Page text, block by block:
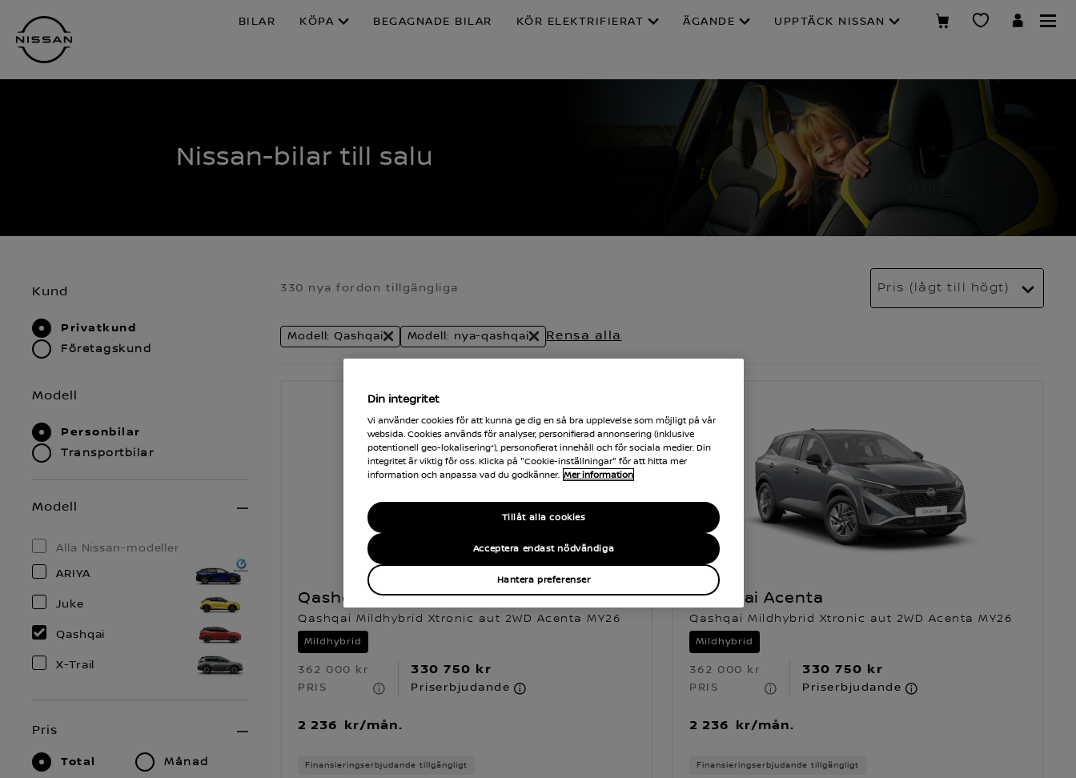
över
huvudinnehåll
BILAR KÖPA BEGAGNADE BILAR KÖR ELEKTRIFIERAT ÄGANDE UPPTÄCK NISSAN
Nissan-bilar till salu
Kund
Privatkund
Företagskund
Modell
Personbilar
Transportbilar
Modell
Alla Nissan-modeller
ARIYA
Juke
Qashqai
X-Trail
Pris
Total Månad
330 nya fordon tillgängliga Pris (lågt till högt)
Modell: Qashqai Modell: nya-qashqai Rensa alla
Qashqai Acenta
Qashqai Mildhybrid Xtronic aut 2WD Acenta MY26
Mildhybrid
362 000 kr
PRIS
330 750 kr
Priserbjudande
2 236 kr/mån.
Finansieringserbjudande tillgängligt
Qashqai Acenta
Qashqai Mildhybrid Xtronic aut 2WD Acenta MY26
Mildhybrid
362 000 kr
PRIS
330 750 kr
Priserbjudande
2 236 kr/mån.
Finansieringserbjudande tillgängligt
Din integritet
Vi använder cookies för att kunna ge dig en så bra upplevelse som möjligt på vår
websida. Cookies används för analyser, personifierad annonsering (inklusive
potentionell geo-lokalisering*), personofierat innehåll och för sociala medier. Din
integritet är viktig för oss. Klicka på "Cookie-inställningar" för att hitta mer
information och anpassa vad du godkänner. Mer information
Hantera preferenser
Acceptera endast nödvändiga
Tillåt alla cookies